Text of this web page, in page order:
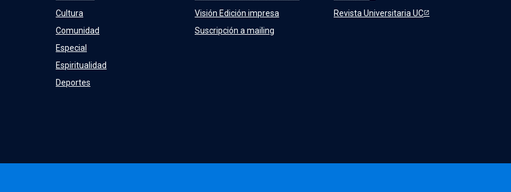
Cultura
Comunidad
Especial
Espiritualidad
Deportes
Visión Edición impresa
Suscripción a mailing
Revista Universitaria UC